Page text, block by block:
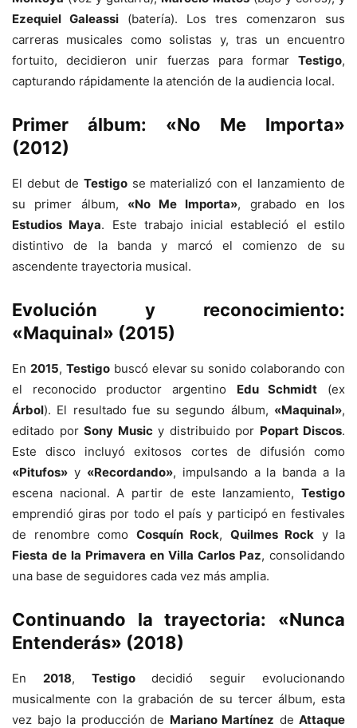
Ezequiel Galeassi (batería). Los tres comenzaron sus
carreras musicales como solistas y, tras un encuentro
fortuito, decidieron unir fuerzas para formar Testigo,
capturando rápidamente la atención de la audiencia local.
Primer álbum: «No Me Importa»
(2012)
El debut de Testigose materializó con el lanzamiento de
su primer álbum, «No Me Importa», grabado en los
Estudios Maya. Este trabajo inicial estableció el estilo
distintivo de la banda y marcó el comienzo de su
ascendente trayectoria musical.
Evolución y reconocimiento:
«Maquinal» (2015)
En 2015, Testigobuscó elevar su sonido colaborando con
el reconocido productor argentino Edu Schmidt (ex
Árbol). El resultado fue su segundo álbum, «Maquinal»,
editado por Sony Musicy distribuido por Popart Discos.
Este disco incluyó exitosos cortes de difusión como
«Pitufos» y «Recordando», impulsando a la banda a la
escena nacional. A partir de este lanzamiento, Testigo
emprendió giras por todo el país y participó en festivales
de renombre como Cosquín Rock, Quilmes Rock y la
Fiesta de la Primavera en Villa Carlos Paz, consolidando
una base de seguidores cada vez más amplia.
Continuando la trayectoria: «Nunca
Entenderás» (2018)
En 2018, Testigodecidió seguir evolucionando
musicalmente con la grabación de su tercer álbum, esta
vez bajo la producción de Mariano Martínez de Attaque